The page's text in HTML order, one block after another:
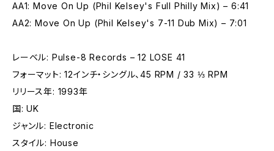
AA1: Move On Up (Phil Kelsey's Full Philly Mix) – 6:41
AA2: Move On Up (Phil Kelsey's 7-11 Dub Mix) – 7:01
レーベル: Pulse-8 Records – 12 LOSE 41
フォーマット: 12インチ・シングル、45 RPM / 33 ⅓ RPM
リリース年: 1993年
国: UK
ジャンル: Electronic
スタイル: House